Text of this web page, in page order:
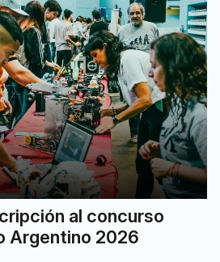
al concurso
Argentino 2026